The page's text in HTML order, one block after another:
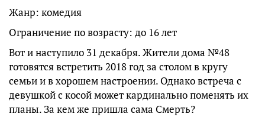
Жанр: комедия
Ограничение по возрасту: до 16 лет
Вот и наступило 31 декабря. Жители дома №48
готовятся встретить 2018 год за столом в кругу
семьи и в хорошем настроении. Однако встреча с
девушкой с косой может кардинально поменять их
планы. За кем же пришла сама Смерть?